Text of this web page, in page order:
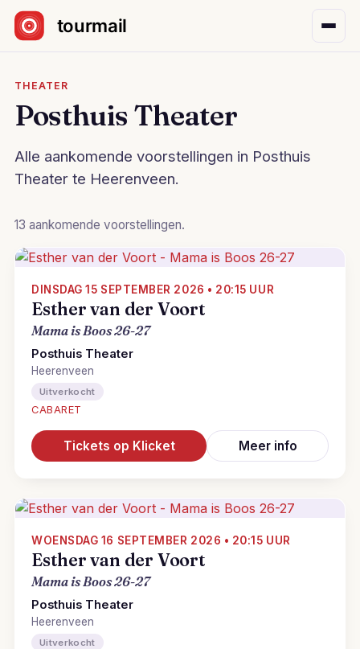
Sla navigatie over
THEATER
Posthuis Theater
Alle aankomende voorstellingen in Posthuis
Theater te Heerenveen.
13 aankomende voorstellingen.
DINSDAG 15 SEPTEMBER 2026 • 20:15 UUR
Esther van der Voort
Mama is Boos 26-27
Posthuis Theater
Heerenveen
Uitverkocht
CABARET
Tickets op Klicket Meer info
WOENSDAG 16 SEPTEMBER 2026 • 20:15 UUR
Esther van der Voort
Mama is Boos 26-27
Posthuis Theater
Heerenveen
Uitverkocht